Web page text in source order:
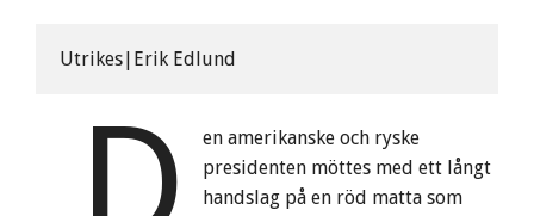
Utrikes|Erik Edlund
en amerikanske och ryske
presidenten möttes med ett långt
handslag på en röd matta som